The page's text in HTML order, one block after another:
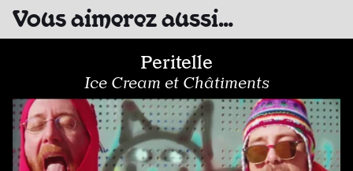
Vous aimerez aussi…
Peritelle
Ice Cream et Châtiments